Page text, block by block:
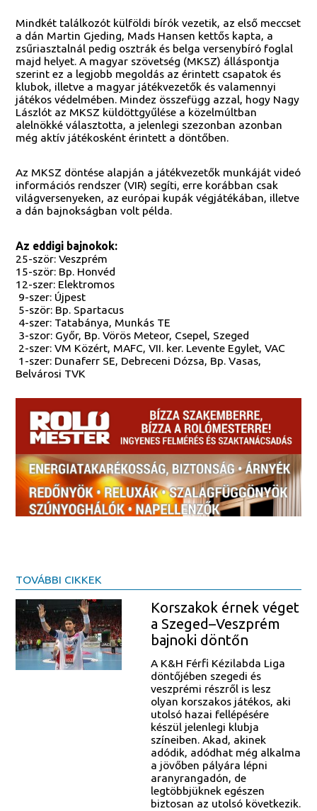
Mindkét találkozót külföldi bírók vezetik, az első meccset
a dán Martin Gjeding, Mads Hansen kettős kapta, a
zsűriasztalnál pedig osztrák és belga versenybíró foglal
majd helyet. A magyar szövetség (MKSZ) álláspontja
szerint ez a legjobb megoldás az érintett csapatok és
klubok, illetve a magyar játékvezetők és valamennyi
játékos védelmében. Mindez összefügg azzal, hogy Nagy
Lászlót az MKSZ küldöttgyűlése a közelmúltban
alelnökké választotta, a jelenlegi szezonban azonban
még aktív játékosként érintett a döntőben.
Az MKSZ döntése alapján a játékvezetők munkáját videó
információs rendszer (VIR) segíti, erre korábban csak
világversenyeken, az európai kupák végjátékában, illetve
a dán bajnokságban volt példa.
Az eddigi bajnokok:
25-ször: Veszprém
15-ször: Bp. Honvéd
12-szer: Elektromos
9-szer: Újpest
5-ször: Bp. Spartacus
4-szer: Tatabánya, Munkás TE
3-szor: Győr, Bp. Vörös Meteor, Csepel, Szeged
2-szer: VM Közért, MAFC, VII. ker. Levente Egylet, VAC
1-szer: Dunaferr SE, Debreceni Dózsa, Bp. Vasas,
Belvárosi TVK
TOVÁBBI CIKKEK
Korszakok érnek véget
a Szeged–Veszprém
bajnoki döntőn
A K&H Férfi Kézilabda Liga
döntőjében szegedi és
veszprémi részről is lesz
olyan korszakos játékos, aki
utolsó hazai fellépésére
készül jelenlegi klubja
színeiben. Akad, akinek
adódik, adódhat még alkalma
a jövőben pályára lépni
aranyrangadón, de
legtöbbjüknek egészen
biztosan az utolsó következik.